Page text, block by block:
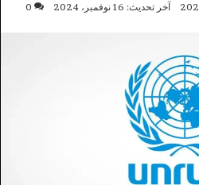
آخر تحديث: 16 نوفمبر، 2024 0